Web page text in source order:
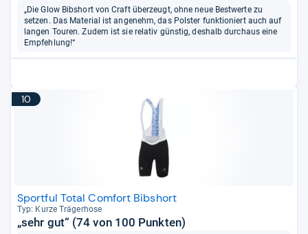
„Die Glow Bibshort von Craft überzeugt, ohne neue Bestwerte zu
setzen. Das Material ist angenehm, das Polster funktioniert auch auf
langen Touren. Zudem ist sie relativ günstig, deshalb durchaus eine
Empfehlung!“
10
Sportful Total Comfort Bibshort
Typ: Kurze Trä­ger­hose
„sehr gut“ (74 von 100 Punkten)